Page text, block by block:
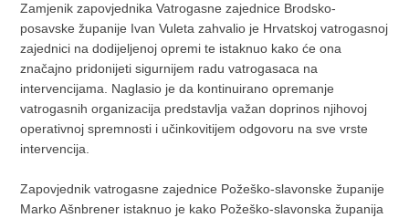
Zamjenik zapovjednika Vatrogasne zajednice Brodsko-
posavske županije Ivan Vuleta zahvalio je Hrvatskoj vatrogasnoj
zajednici na dodijeljenoj opremi te istaknuo kako će ona
značajno pridonijeti sigurnijem radu vatrogasaca na
intervencijama. Naglasio je da kontinuirano opremanje
vatrogasnih organizacija predstavlja važan doprinos njihovoj
operativnoj spremnosti i učinkovitijem odgovoru na sve vrste
intervencija.
Zapovjednik vatrogasne zajednice Požeško-slavonske županije
Marko Ašnbrener istaknuo je kako Požeško-slavonska županija